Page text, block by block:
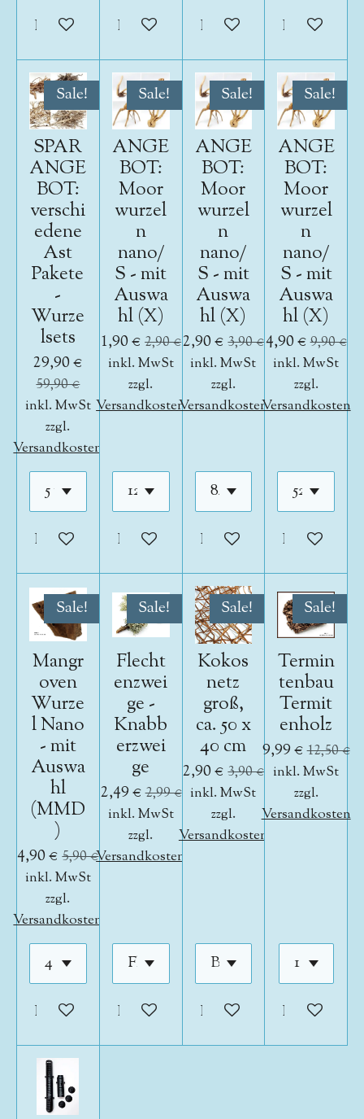
In den WarenkorbIn den WarenkorbIn den Warenkorb
In den
Sale!
SPAR
ANGE
BOT:
verschi
edene
Ast
Pakete
-
Wurze
lsets
29,90 €
59,90 €
inkl. MwSt
zzgl.
Versandkosten
In den Warenkorb
Sale!
ANGE
BOT:
Moor
wurzel
n
nano/
S - mit
Auswa
hl (X)
1,90 € 2,90 €
inkl. MwSt
zzgl.
Versandkosten
In den Warenkorb
Sale!
ANGE
BOT:
Moor
wurzel
n
nano/
S - mit
Auswa
hl (X)
2,90 € 3,90 €
inkl. MwSt
zzgl.
Versandkosten
In den Warenkorb
Sale!
ANGE
BOT:
Moor
wurzel
n
nano/
S - mit
Auswa
hl (X)
4,90 €9,90 €
inkl. MwSt
zzgl.
Versandkosten
In den
Sale!
Mangr
oven
Wurze
l Nano
- mit
Auswa
hl
(MMD
)
4,90 € 5,90 €
inkl. MwSt
zzgl.
Versandkosten
In den Warenkorb
Sale!
Flecht
enzwei
ge -
Knabb
erzwei
ge
2,49 €2,99 €
inkl. MwSt
zzgl.
Versandkosten
In den Warenkorb
Sale!
Kokos
netz
groß,
ca. 50 x
40 cm
2,90 € 3,90 €
inkl. MwSt
zzgl.
Versandkosten
In den Warenkorb
Sale!
Termin
tenbau
Termit
enholz
9,99 €12,50 €
inkl. MwSt
zzgl.
Versandkosten
In den